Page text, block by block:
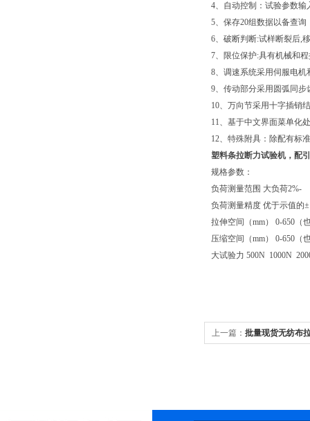
4、自动控制：试验参数
5、保存20组数据以备查
6、破断判断:试样断裂后
7、限位保护:具有机械和
8、调速系统采用伺服电
9、传动部分采用圆弧同
10、万向节采用十字插销
11、基于中文界面菜单化
12、特殊附具：除配有标
塑料条拉断力试验机，配
规格参数：
负荷测量范围 大负荷2%-
负荷测量精度 优于示值的
拉伸空间（mm） 0-650（
压缩空间（mm） 0-650（
大试验力 500N 1000N
上一篇： 批量现货无纺布